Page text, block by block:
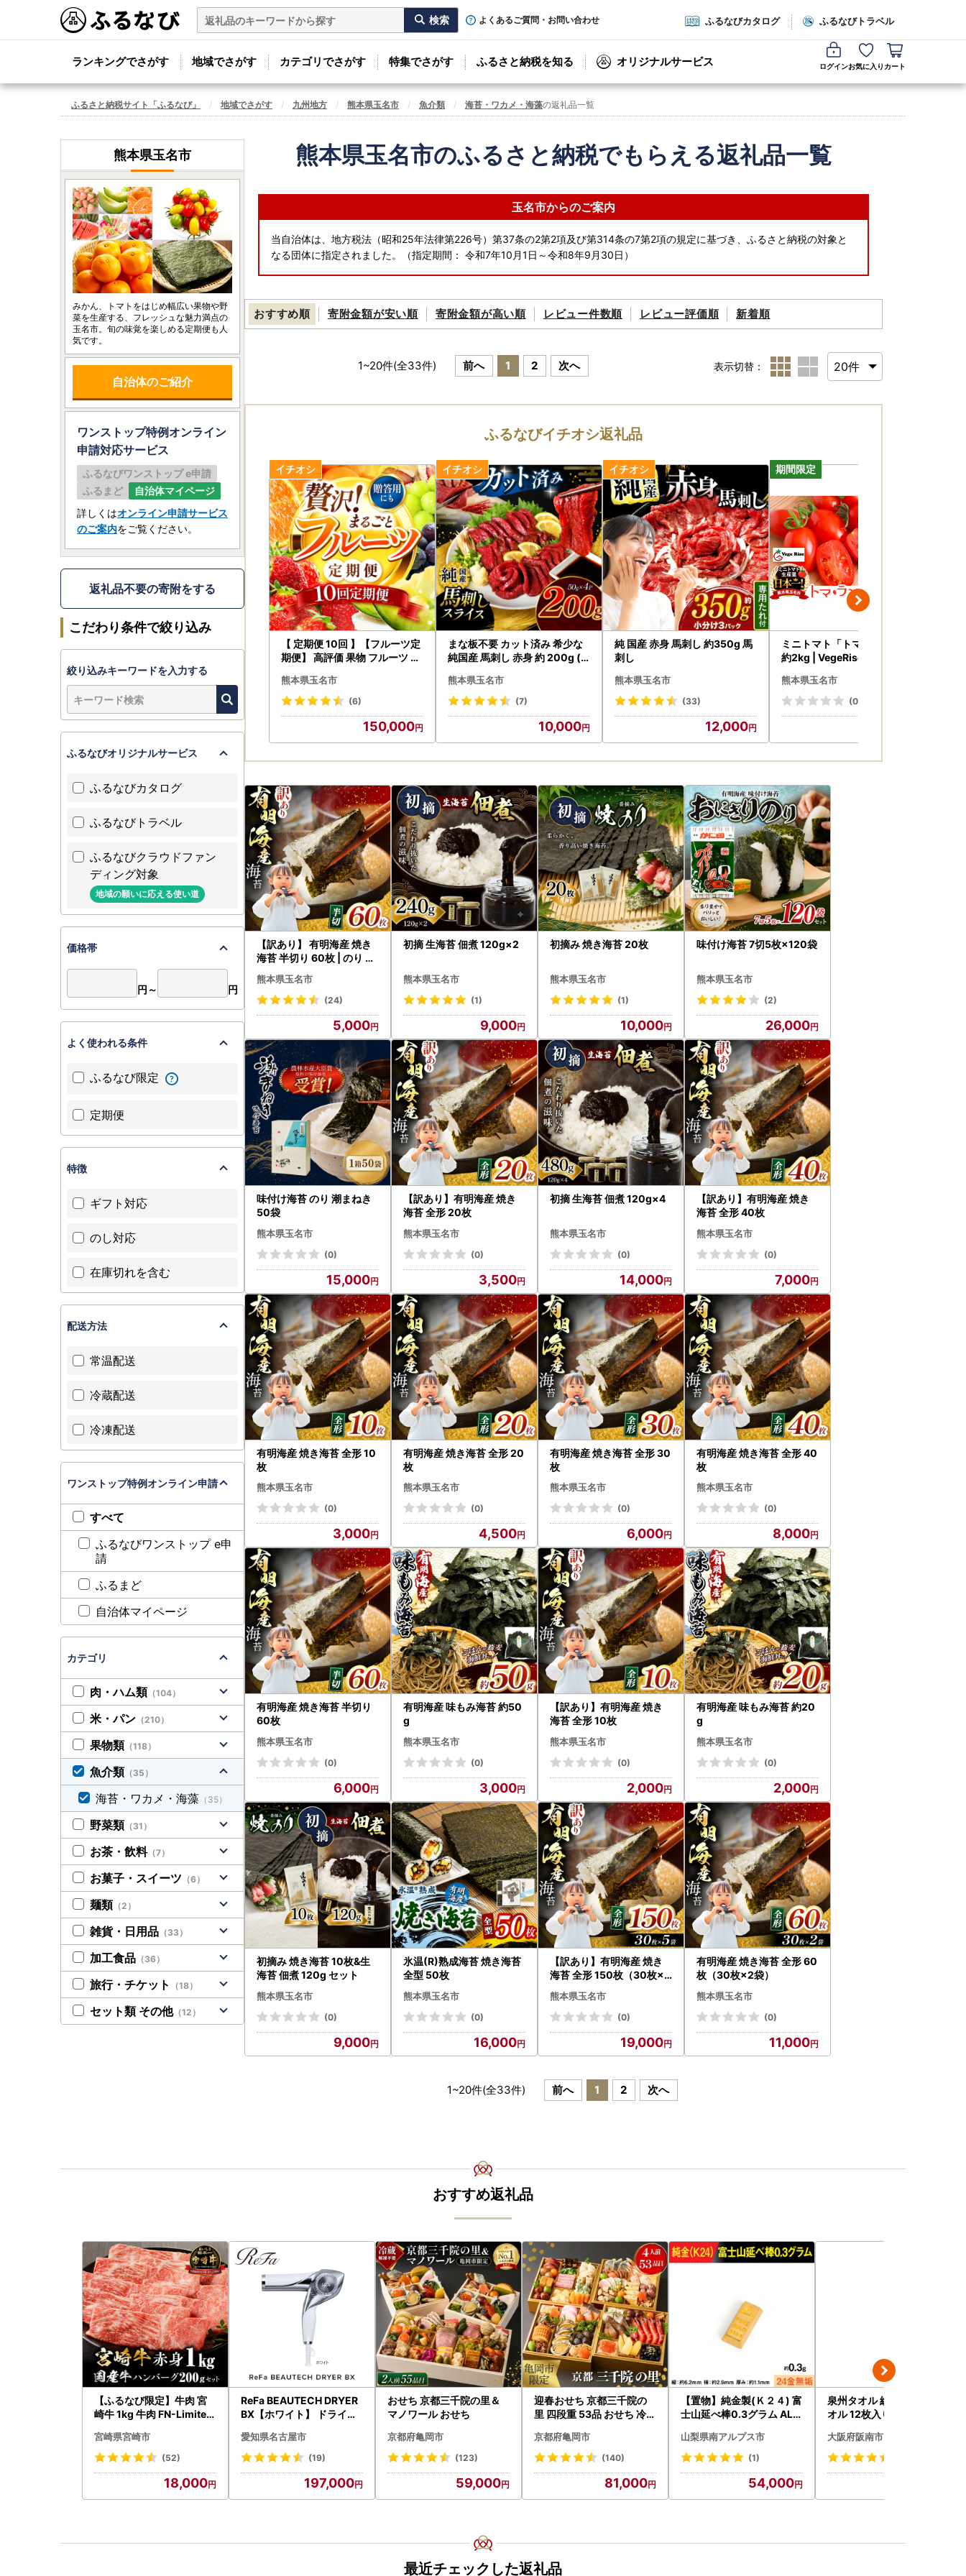
よくあるご質問・お問い合わせ ふるなびカタログ ふるなびトラベル
ランキングでさがす 地域でさがす カテゴリでさがす 特集でさがす ふるさと納税を知る オリジナルサービス ログインお気に入り カート
ふるさと納税サイト「ふるなび」 地域でさがす 九州地方 熊本県玉名市 魚介類 海苔・ワカメ・海藻の返礼品一覧
熊本県玉名市のふるさと納税でもらえる返礼品一覧
玉名市からのご案内
当自治体は、地方税法（昭和25年法律第226号）第37条の2第2項及び第314条の7第2項の規定に基づき、ふるさと納税の対象と
なる団体に指定されました。（指定期間： 令和7年10月1日～令和8年9月30日）
おすすめ順 寄附金額が安い順 寄附金額が高い順 レビュー件数順 レビュー評価順 新着順
1~20件(全33件) 前へ 1 2 次へ 表示切替：
ふるなびイチオシ返礼品
【 定期便 10回 】【フルーツ定
期便】 高評価 果物 フルーツ 選
不知火 スイカ ぶどう メロン シ
ャインマスカット 梨 柿 アイス
ーツ定期 フルーツ定期便 果物
熊本県玉名市
(6)
150,000
まな板不要 カット済み 希少な
純国産 馬刺し 赤身 約 200g ( 5
スライス済み 馬刺 馬刺し 赤身
霜降り 肉 馬肉 お肉 刺身 生肉
熊本県玉名市
(7)
10,000
純 国産 赤身 馬刺し 約350g 馬
刺し
熊本県玉名市
(33)
12,000
ミニトマト「トマ・ランタン」
約2kg | VegeRise
熊本県玉名市
(0)
【訳あり】 有明海産 焼き
海苔 半切り 60枚 | のり 焼
海苔 熊本県 玉名市
熊本県玉名市
(24)
5,000
初摘 生海苔 佃煮 120g×2
熊本県玉名市
(1)
9,000
初摘み 焼き海苔 20枚
熊本県玉名市
(1)
10,000
味付け海苔 7切5枚×120袋
熊本県玉名市
(2)
26,000
味付け海苔 のり 潮まねき
50袋
熊本県玉名市
(0)
15,000
【訳あり】有明海産 焼き
海苔 全形 20枚
熊本県玉名市
(0)
3,500
初摘 生海苔 佃煮 120g×4
熊本県玉名市
(0)
14,000
【訳あり】有明海産 焼き
海苔 全形 40枚
熊本県玉名市
(0)
7,000
有明海産 焼き海苔 全形 10
枚
熊本県玉名市
(0)
3,000
有明海産 焼き海苔 全形 20
枚
熊本県玉名市
(0)
4,500
有明海産 焼き海苔 全形 30
枚
熊本県玉名市
(0)
6,000
有明海産 焼き海苔 全形 40
枚
熊本県玉名市
(0)
8,000
有明海産 焼き海苔 半切り
60枚
熊本県玉名市
(0)
6,000
有明海産 味もみ海苔 約50
g
熊本県玉名市
(0)
3,000
【訳あり】有明海産 焼き
海苔 全形 10枚
熊本県玉名市
(0)
2,000
有明海産 味もみ海苔 約20
g
熊本県玉名市
(0)
2,000
初摘み 焼き海苔 10枚&生
海苔 佃煮 120g セット
熊本県玉名市
(0)
9,000
氷温(R)熟成海苔 焼き海苔
全型 50枚
熊本県玉名市
(0)
16,000
【訳あり】有明海産 焼き
海苔 全形 150枚（30枚×5
袋）
熊本県玉名市
(0)
19,000
有明海産 焼き海苔 全形 60
枚（30枚×2袋）
熊本県玉名市
(0)
11,000
1~20件(全33件) 前へ 1 2 次へ
熊本県玉名市
みかん、トマトをはじめ幅広い果物や野
菜を生産する、フレッシュな魅力満点の
玉名市。旬の味覚を楽しめる定期便も人
気です。
自治体のご紹介
ワンストップ特例オンライン
申請対応サービス
ふるなびワンストップ e申請
ふるまど
自治体マイページ
詳しくはオンライン申請サービス
のご案内をご覧ください。
返礼品不要の寄附をする
こだわり条件で絞り込み
絞り込みキーワードを入力する
ふるなびオリジナルサービス
ふるなびカタログ
ふるなびトラベル
ふるなびクラウドファン
ディング対象
地域の願いに応える使い道
価格帯
円～ 円
よく使われる条件
ふるなび限定
定期便
特徴
ギフト対応
のし対応
在庫切れを含む
配送方法
常温配送
冷蔵配送
冷凍配送
ワンストップ特例オンライン申請
すべて
ふるなびワンストップ e申
請
ふるまど
自治体マイページ
カテゴリ
肉・ハム類 （104）
米・パン （210）
果物類 （118）
魚介類 （35）
海苔・ワカメ・海藻 （35）
野菜類 （31）
お茶・飲料（7）
お菓子・スイーツ （6）
麺類 （2）
雑貨・日用品 （33）
加工食品 （36）
旅行・チケット （18）
セット類 その他（12）
おすすめ返礼品
【ふるなび限定】牛肉 宮
崎牛 1kg 牛肉 FN-Limited
宮崎県宮崎市
(52)
18,000
ReFa BEAUTECH DRYER
BX【ホワイト】 ドライヤ
ファ
愛知県名古屋市
(19)
197,000
おせち 京都三千院の里＆
マノワール おせち
京都府亀岡市
(123)
59,000
迎春おせち 京都三千院の
里 四段重 53品 おせち 冷蔵
京都府亀岡市
(140)
81,000
【置物】純金製(Ｋ２４) 富
士山延べ棒0.3グラム ALP
山梨県南アルプス市
(1)
54,000
泉州タオル 総パイル 白タ
オル 12枚入り 210匁
大阪府阪南市
最近チェックした返礼品